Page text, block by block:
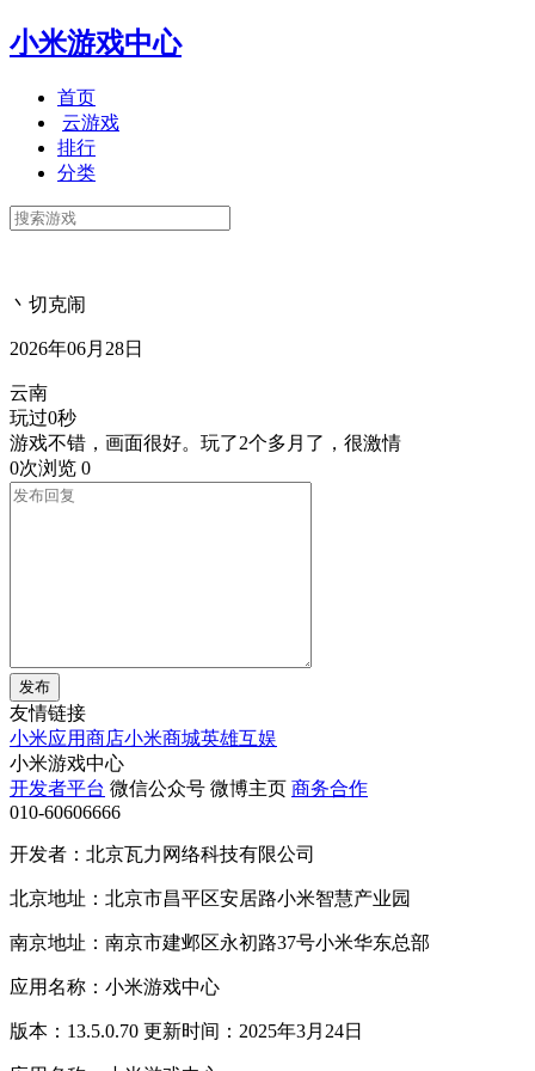
小米游戏中心
首页
云游戏
排行
分类
丶切克闹
2026年06月28日
云南
玩过0秒
游戏不错，画面很好。玩了2个多月了，很激情
0次浏览 0
发布
友情链接
小米应用商店小米商城英雄互娱
小米游戏中心
开发者平台 微信公众号 微博主页 商务合作
010-60606666
开发者：北京瓦力网络科技有限公司
北京地址：北京市昌平区安居路小米智慧产业园
南京地址：南京市建邺区永初路37号小米华东总部
应用名称：小米游戏中心
版本：13.5.0.70 更新时间：2025年3月24日